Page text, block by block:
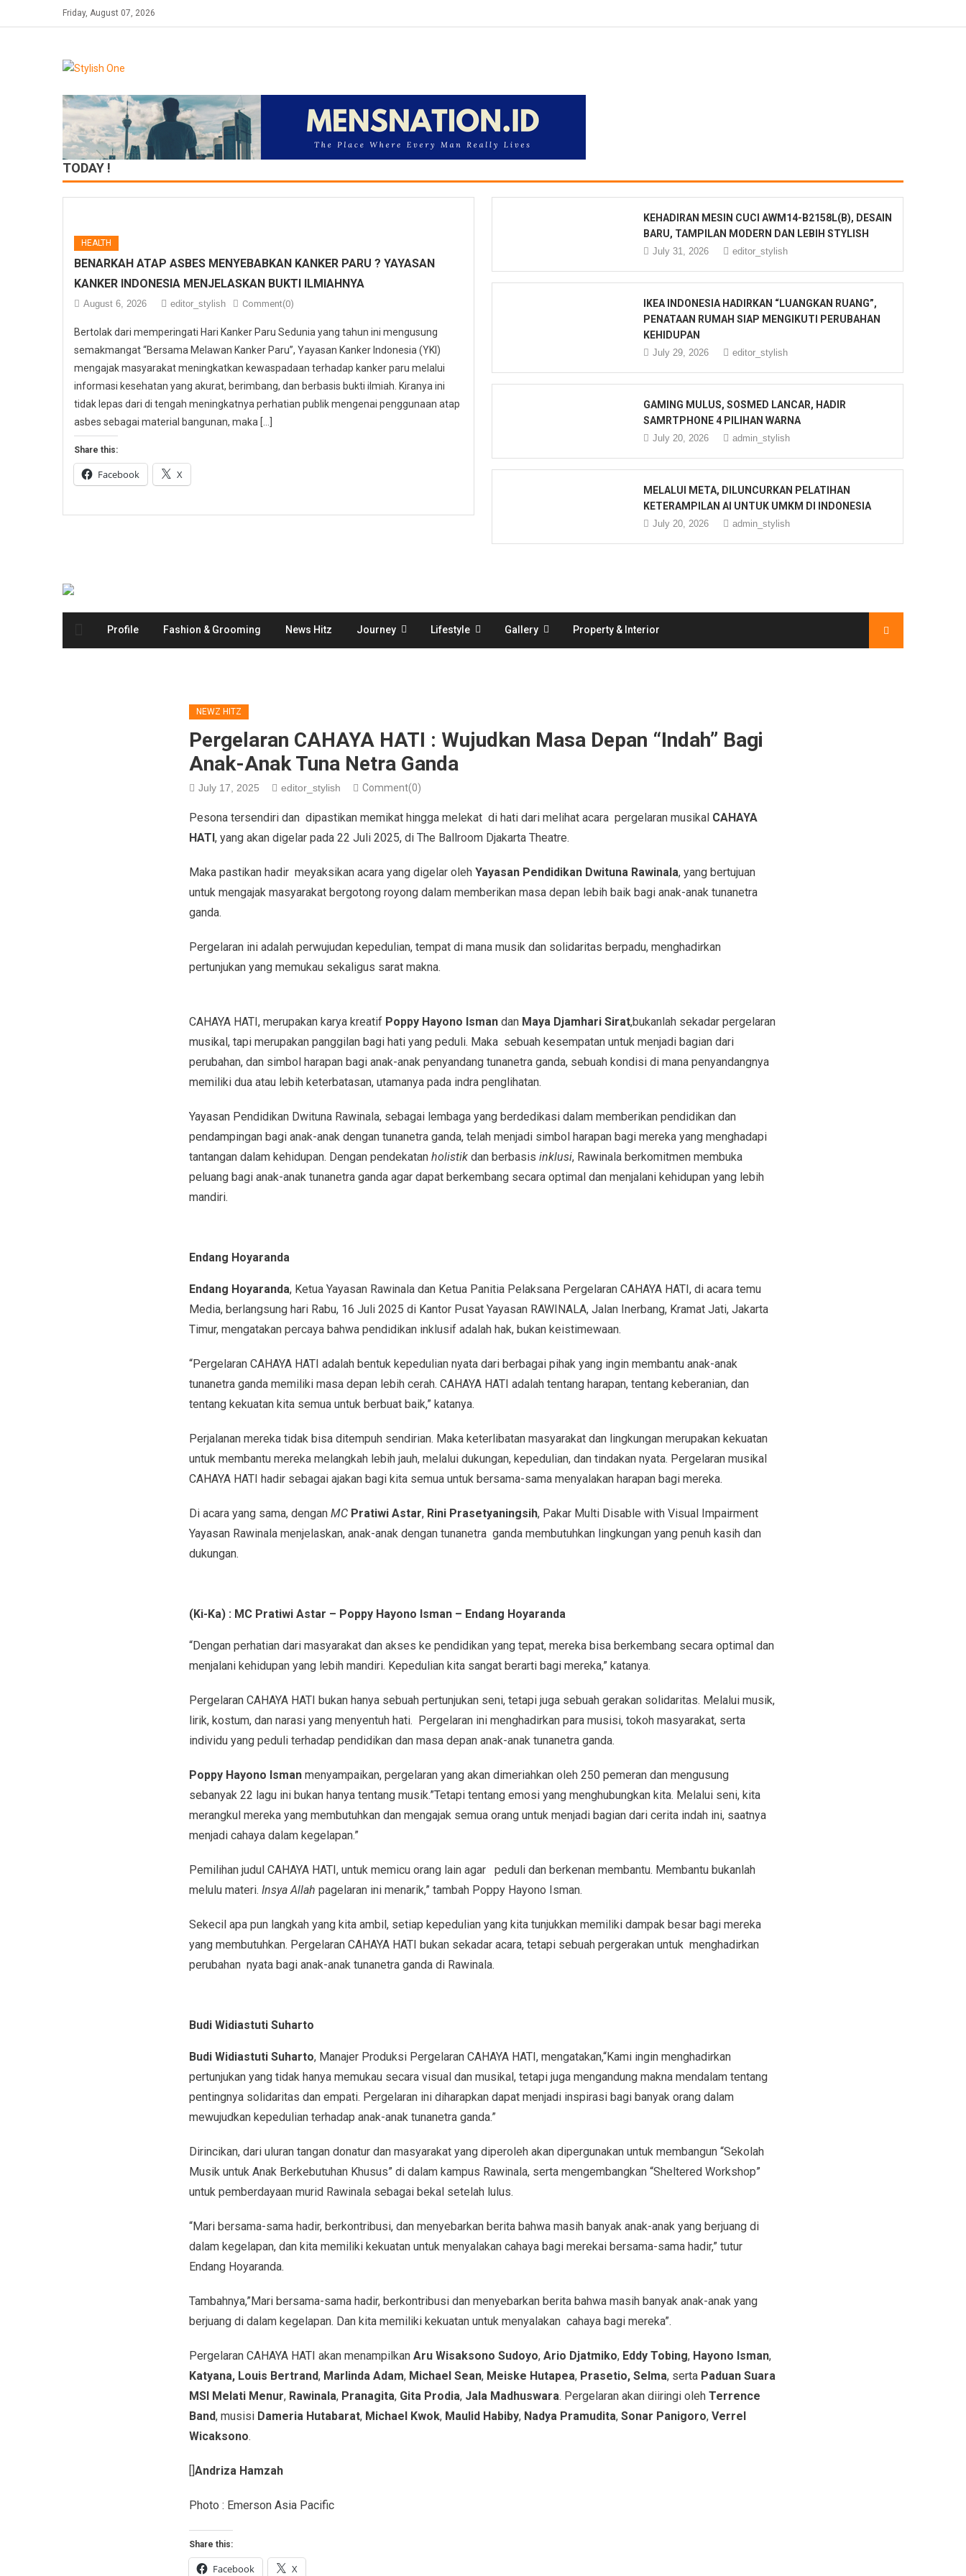
to
Friday, August 07, 2026
TODAY !
HEALTH
BENARKAH ATAP ASBES MENYEBABKAN KANKER PARU ? YAYASAN
KANKER INDONESIA MENJELASKAN BUKTI ILMIAHNYA
August 6, 2026 editor_stylish Comment(0)
Bertolak dari memperingati Hari Kanker Paru Sedunia yang tahun ini mengusung
semakmangat “Bersama Melawan Kanker Paru”, Yayasan Kanker Indonesia (YKI)
mengajak masyarakat meningkatkan kewaspadaan terhadap kanker paru melalui
informasi kesehatan yang akurat, berimbang, dan berbasis bukti ilmiah. Kiranya ini
tidak lepas dari di tengah meningkatnya perhatian publik mengenai penggunaan atap
asbes sebagai material bangunan, maka […]
Share this:
Facebook X
KEHADIRAN MESIN CUCI AWM14-B2158L(B), DESAIN
BARU, TAMPILAN MODERN DAN LEBIH STYLISH
July 31, 2026 editor_stylish
IKEA INDONESIA HADIRKAN “LUANGKAN RUANG”,
PENATAAN RUMAH SIAP MENGIKUTI PERUBAHAN
KEHIDUPAN
July 29, 2026 editor_stylish
GAMING MULUS, SOSMED LANCAR, HADIR
SAMRTPHONE 4 PILIHAN WARNA
July 20, 2026 admin_stylish
MELALUI META, DILUNCURKAN PELATIHAN
KETERAMPILAN AI UNTUK UMKM DI INDONESIA
July 20, 2026 admin_stylish
Profile Fashion & Grooming News Hitz Journey Lifestyle Gallery Property & Interior
NEWZ HITZ
Pergelaran CAHAYA HATI : Wujudkan Masa Depan “Indah” Bagi
Anak-Anak Tuna Netra Ganda
July 17, 2025 editor_stylish Comment(0)
Pesona tersendiri dan dipastikan memikat hingga melekat di hati dari melihat acara pergelaran musikal CAHAYA
HATI, yang akan digelar pada 22 Juli 2025, di The Ballroom Djakarta Theatre.
Maka pastikan hadir meyaksikan acara yang digelar oleh Yayasan Pendidikan Dwituna Rawinala, yang bertujuan
untuk mengajak masyarakat bergotong royong dalam memberikan masa depan lebih baik bagi anak-anak tunanetra
ganda.
Pergelaran ini adalah perwujudan kepedulian, tempat di mana musik dan solidaritas berpadu, menghadirkan
pertunjukan yang memukau sekaligus sarat makna.
CAHAYA HATI, merupakan karya kreatif Poppy Hayono Ismandan Maya Djamhari Sirat,bukanlah sekadar pergelaran
musikal, tapi merupakan panggilan bagi hati yang peduli. Maka sebuah kesempatan untuk menjadi bagian dari
perubahan, dan simbol harapan bagi anak-anak penyandang tunanetra ganda, sebuah kondisi di mana penyandangnya
memiliki dua atau lebih keterbatasan, utamanya pada indra penglihatan.
Yayasan Pendidikan Dwituna Rawinala, sebagai lembaga yang berdedikasi dalam memberikan pendidikan dan
pendampingan bagi anak-anak dengan tunanetra ganda, telah menjadi simbol harapan bagi mereka yang menghadapi
tantangan dalam kehidupan. Dengan pendekatan holistikdan berbasis inklusi, Rawinala berkomitmen membuka
peluang bagi anak-anak tunanetra ganda agar dapat berkembang secara optimal dan menjalani kehidupan yang lebih
mandiri.
Endang Hoyaranda
Endang Hoyaranda, Ketua Yayasan Rawinala dan Ketua Panitia Pelaksana Pergelaran CAHAYA HATI, di acara temu
Media, berlangsung hari Rabu, 16 Juli 2025 di Kantor Pusat Yayasan RAWINALA, Jalan Inerbang, Kramat Jati, Jakarta
Timur, mengatakan percaya bahwa pendidikan inklusif adalah hak, bukan keistimewaan.
“Pergelaran CAHAYA HATI adalah bentuk kepedulian nyata dari berbagai pihak yang ingin membantu anak-anak
tunanetra ganda memiliki masa depan lebih cerah. CAHAYA HATI adalah tentang harapan, tentang keberanian, dan
tentang kekuatan kita semua untuk berbuat baik,” katanya.
Perjalanan mereka tidak bisa ditempuh sendirian. Maka keterlibatan masyarakat dan lingkungan merupakan kekuatan
untuk membantu mereka melangkah lebih jauh, melalui dukungan, kepedulian, dan tindakan nyata. Pergelaran musikal
CAHAYA HATI hadir sebagai ajakan bagi kita semua untuk bersama-sama menyalakan harapan bagi mereka.
Di acara yang sama, dengan MC Pratiwi Astar, Rini Prasetyaningsih, Pakar Multi Disable with Visual Impairment
Yayasan Rawinala menjelaskan, anak-anak dengan tunanetra ganda membutuhkan lingkungan yang penuh kasih dan
dukungan.
(Ki-Ka) : MC Pratiwi Astar – Poppy Hayono Isman – Endang Hoyaranda
“Dengan perhatian dari masyarakat dan akses ke pendidikan yang tepat, mereka bisa berkembang secara optimal dan
menjalani kehidupan yang lebih mandiri. Kepedulian kita sangat berarti bagi mereka,” katanya.
Pergelaran CAHAYA HATI bukan hanya sebuah pertunjukan seni, tetapi juga sebuah gerakan solidaritas. Melalui musik,
lirik, kostum, dan narasi yang menyentuh hati. Pergelaran ini menghadirkan para musisi, tokoh masyarakat, serta
individu yang peduli terhadap pendidikan dan masa depan anak-anak tunanetra ganda.
Poppy Hayono Ismanmenyampaikan, pergelaran yang akan dimeriahkan oleh 250 pemeran dan mengusung
sebanyak 22 lagu ini bukan hanya tentang musik.”Tetapi tentang emosi yang menghubungkan kita. Melalui seni, kita
merangkul mereka yang membutuhkan dan mengajak semua orang untuk menjadi bagian dari cerita indah ini, saatnya
menjadi cahaya dalam kegelapan.”
Pemilihan judul CAHAYA HATI, untuk memicu orang lain agar peduli dan berkenan membantu. Membantu bukanlah
melulu materi. Insya Allah pagelaran ini menarik,” tambah Poppy Hayono Isman.
Sekecil apa pun langkah yang kita ambil, setiap kepedulian yang kita tunjukkan memiliki dampak besar bagi mereka
yang membutuhkan. Pergelaran CAHAYA HATI bukan sekadar acara, tetapi sebuah pergerakan untuk menghadirkan
perubahan nyata bagi anak-anak tunanetra ganda di Rawinala.
Budi Widiastuti Suharto
Budi Widiastuti Suharto, Manajer Produksi Pergelaran CAHAYA HATI, mengatakan,“Kami ingin menghadirkan
pertunjukan yang tidak hanya memukau secara visual dan musikal, tetapi juga mengandung makna mendalam tentang
pentingnya solidaritas dan empati. Pergelaran ini diharapkan dapat menjadi inspirasi bagi banyak orang dalam
mewujudkan kepedulian terhadap anak-anak tunanetra ganda.”
Dirincikan, dari uluran tangan donatur dan masyarakat yang diperoleh akan dipergunakan untuk membangun “Sekolah
Musik untuk Anak Berkebutuhan Khusus” di dalam kampus Rawinala, serta mengembangkan “Sheltered Workshop”
untuk pemberdayaan murid Rawinala sebagai bekal setelah lulus.
“Mari bersama-sama hadir, berkontribusi, dan menyebarkan berita bahwa masih banyak anak-anak yang berjuang di
dalam kegelapan, dan kita memiliki kekuatan untuk menyalakan cahaya bagi merekai bersama-sama hadir,” tutur
Endang Hoyaranda.
Tambahnya,”Mari bersama-sama hadir, berkontribusi dan menyebarkan berita bahwa masih banyak anak-anak yang
berjuang di dalam kegelapan. Dan kita memiliki kekuatan untuk menyalakan cahaya bagi mereka”.
Pergelaran CAHAYA HATI akan menampilkan Aru Wisaksono Sudoyo, Ario Djatmiko, Eddy Tobing, Hayono Isman,
Katyana, Louis Bertrand, Marlinda Adam, Michael Sean, Meiske Hutapea, Prasetio, Selma, serta Paduan Suara
MSI Melati Menur, Rawinala, Pranagita, Gita Prodia, Jala Madhuswara. Pergelaran akan diiringi oleh Terrence
Band, musisi Dameria Hutabarat, Michael Kwok, Maulid Habiby, Nadya Pramudita, Sonar Panigoro, Verrel
Wicaksono.
[]Andriza Hamzah
Photo : Emerson Asia Pacific
Share this:
Facebook X